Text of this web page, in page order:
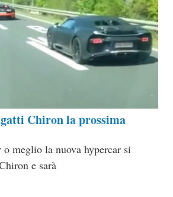
Chiron la prossima
o meglio la nuova hypercar si
e sarà